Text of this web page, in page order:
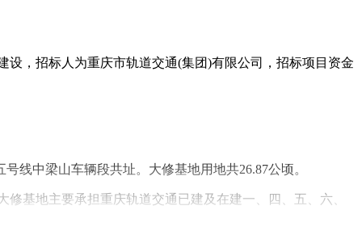
设，招标人为重庆市轨道交通(集团)有限公司，招标项目资金
线中梁山车辆段共址。大修基地用地共26.87公顷。
基地主要承担重庆轨道交通已建及在建一、四、五、六、
试库、调机车库、物资总库、综合楼、杂品库、变电所、跟